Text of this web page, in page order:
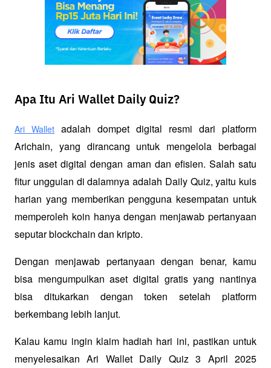
Apa Itu Ari Wallet Daily Quiz?
Ari Wallet adalah dompet digital resmi dari platform
Arichain, yang dirancang untuk mengelola berbagai
jenis aset digital dengan aman dan efisien. Salah satu
fitur unggulan di dalamnya adalah Daily Quiz, yaitu kuis
harian yang memberikan pengguna kesempatan untuk
memperoleh koin hanya dengan menjawab pertanyaan
seputar blockchain dan kripto.
Dengan menjawab pertanyaan dengan benar, kamu
bisa mengumpulkan aset digital gratis yang nantinya
bisa ditukarkan dengan token setelah platform
berkembang lebih lanjut.
Kalau kamu ingin klaim hadiah hari ini, pastikan untuk
menyelesaikan Ari Wallet Daily Quiz 3 April 2025